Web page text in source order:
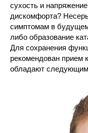
сухость и
дискомфорта?
симптомам в
либо образование
Для сохранения
рекомендован прием
обладают